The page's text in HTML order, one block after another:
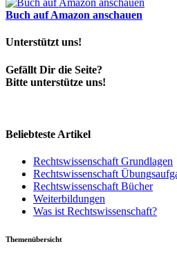
Buch auf Amazon anschauen
Unterstützt uns!
Gefällt Dir die Seite?
Bitte unterstütze uns!
Beliebteste Artikel
Rechtswissenschaft Grundlagen
Rechtswissenschaft
Rechtswissenschaft Bücher
Weiterbildungen
Was ist Rechtswissenschaft?
Themenübersicht